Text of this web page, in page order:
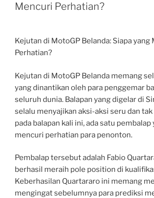
Mencuri Perhatian?
Kejutan di MotoGP Belanda: Siapa yang
Perhatian?
Kejutan di MotoGP Belanda memang
yang dinantikan oleh para penggemar
seluruh dunia. Balapan yang digelar di
selalu menyajikan aksi-aksi seru dan tak
pada balapan kali ini, ada satu
mencuri perhatian para penonton.
Pembalap tersebut adalah Fabio
berhasil meraih pole position di
Keberhasilan Quartararo ini memang
mengingat sebelumnya para prediksi